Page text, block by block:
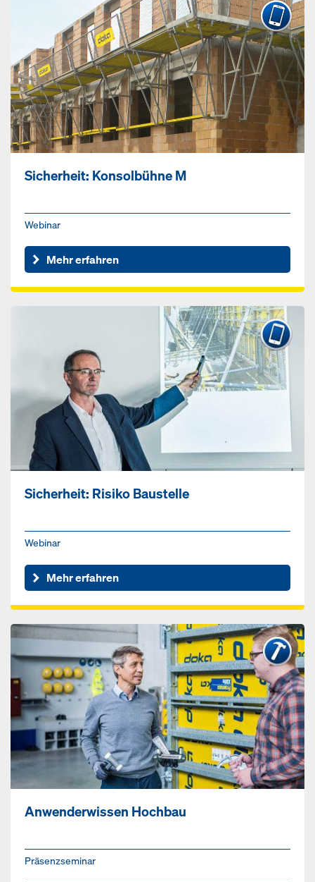
Sicherheit: Konsolbühne M
Webinar
Mehr erfahren
Sicherheit: Risiko Baustelle
Webinar
Mehr erfahren
Anwenderwissen Hochbau
Präsenzseminar